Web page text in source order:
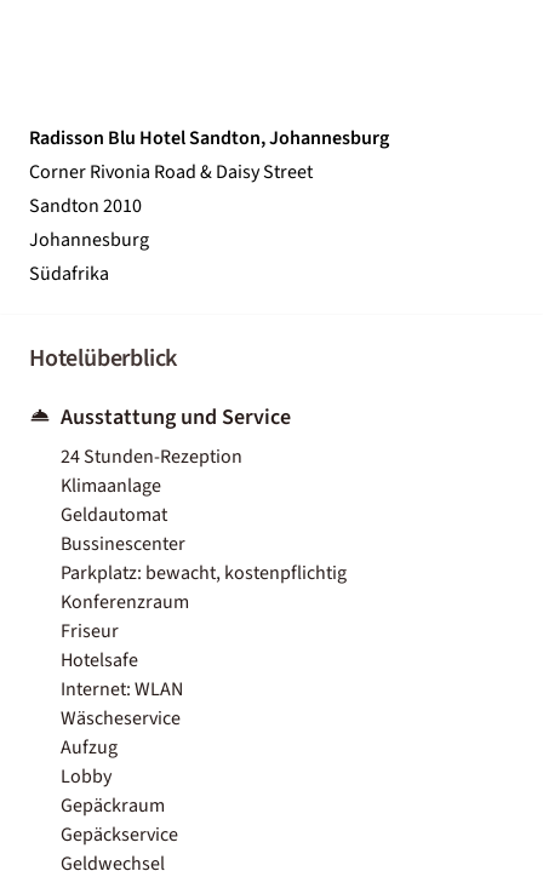
Radisson Blu Hotel Sandton, Johannesburg
Corner Rivonia Road & Daisy Street
Sandton 2010
Johannesburg
Südafrika
Hotelüberblick
Ausstattung und Service
24 Stunden-Rezeption
Klimaanlage
Geldautomat
Bussinescenter
Parkplatz: bewacht, kostenpflichtig
Konferenzraum
Friseur
Hotelsafe
Internet: WLAN
Wäscheservice
Aufzug
Lobby
Gepäckraum
Gepäckservice
Geldwechsel